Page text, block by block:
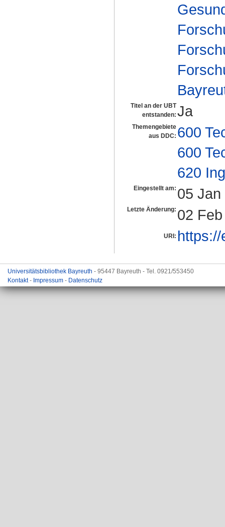
Titel an der UBT
entstanden: Ja
Themengebiete
aus DDC: 600
600
620
Eingestellt am: 05
Letzte Änderung: 02
URI:
Universitätsbibliothek Bayreuth - 95447 Bayreuth - Tel. 0921/553450
Kontakt- Impressum - Datenschutz